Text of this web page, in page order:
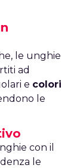
le unghie
ad
e colori
le
con il
le